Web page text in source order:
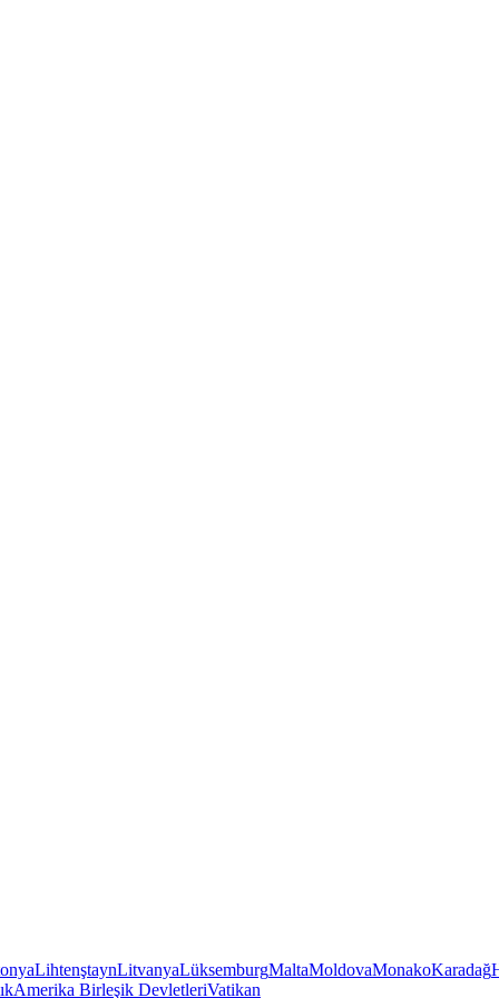
LihtenştaynLitvanyaLüksemburgMaltaMoldovaMonakoKaradağ
Amerika Birleşik DevletleriVatikan